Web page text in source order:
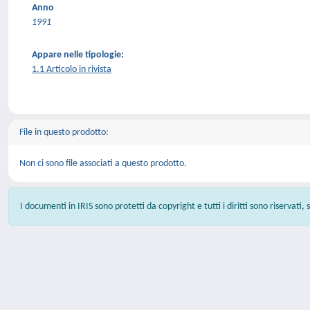
Anno
1991
Appare nelle tipologie:
1.1 Articolo in rivista
File in questo prodotto:
Non ci sono file associati a questo prodotto.
I documenti in IRIS sono protetti da copyright e tutti i diritti sono riservati,